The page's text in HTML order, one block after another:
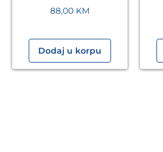
88,00 KM
Dodaj u korpu